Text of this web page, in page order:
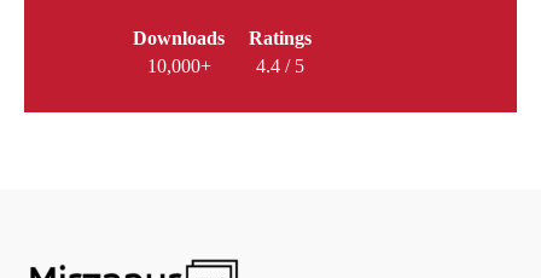
Downloads
10,000+
Ratings
4.4 / 5